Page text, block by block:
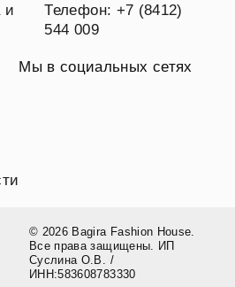
и
Телефон: +7 (8412)
544 009
Мы в социальных сетях
© 2026 Bagira Fashion House.
Все права защищены. ИП
Суслина О.В. /
ИНН:583608783330